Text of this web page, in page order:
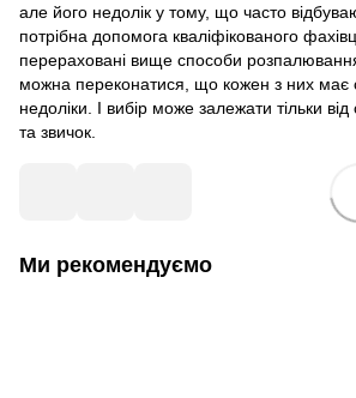
але його недолік у тому, що часто
потрібна допомога кваліфікованого
перераховані вище способи
можна переконатися, що кожен з них має
недоліки. І вибір може залежати тільки
та звичок.
Ми рекомендуємо